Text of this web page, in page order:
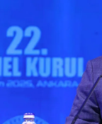
Bilim,
ASAYİŞ
ÇEVRE